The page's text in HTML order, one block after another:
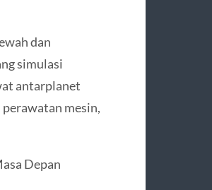
dan
simulasi
antarplanet
mesin,
Depan